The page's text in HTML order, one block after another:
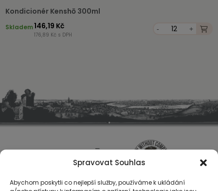
Spravovat Souhlas
Abychom poskytli co nejlepší služby, používáme k ukládání
Kondicionér Kenshō 300ml
Skladem146,19 Kč
176,89 Kč s DPH
- +